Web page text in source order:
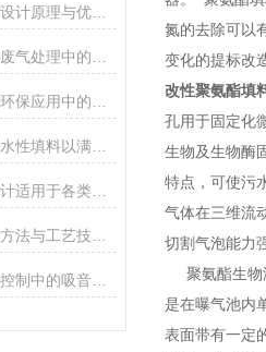
改性聚氨酯生物填料的设计原理与优化方法介绍
聚氨酯生物填料的制备方法与工艺技术探讨
聚氨酯海绵填料在噪声控制中的吸音效果分析
氮的去除可以
变化的提标改
改性聚氨酯填
孔用于固定化
生物及生物酶
特点，可使污
气体在三维流
切割气泡能力
聚氨酯生
是在曝气池内
表面带有一定